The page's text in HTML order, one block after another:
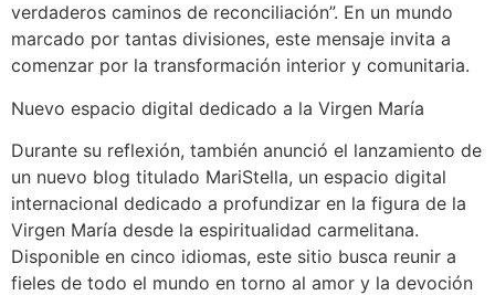
verdaderos caminos de reconciliación”. En un mundo
marcado por tantas divisiones, este mensaje invita a
comenzar por la transformación interior y comunitaria.
Nuevo espacio digital dedicado a la Virgen María
Durante su reflexión, también anunció el lanzamiento de
un nuevo blog titulado MariStella, un espacio digital
internacional dedicado a profundizar en la figura de la
Virgen María desde la espiritualidad carmelitana.
Disponible en cinco idiomas, este sitio busca reunir a
fieles de todo el mundo en torno al amor y la devoción